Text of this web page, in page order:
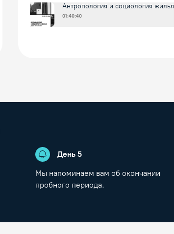
Антропология и социология жилья
01:40:40
День 5
Мы напоминаем вам об окончании
пробного периода.